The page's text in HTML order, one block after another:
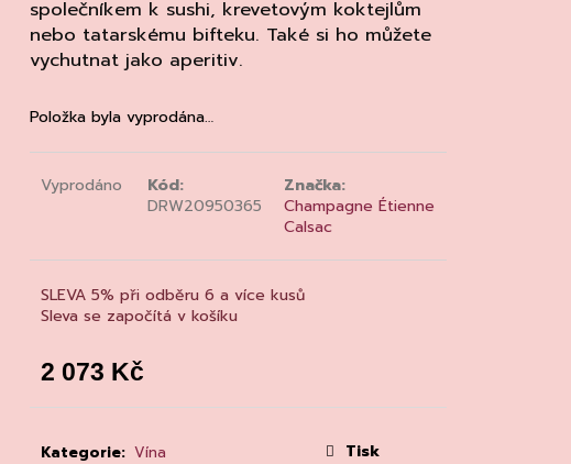
společníkem k sushi, krevetovým koktejlům
nebo tatarskému bifteku. Také si ho můžete
vychutnat jako aperitiv.
Položka byla vyprodána…
Vyprodáno
Kód:
DRW20950365
Značka:
Champagne Étienne
Calsac
SLEVA 5% při odběru 6 a více kusů
Sleva se započítá v košíku
2 073 Kč
cena:
Kategorie: Vína
Tisk
DOMAINE 'ALZIPRATU